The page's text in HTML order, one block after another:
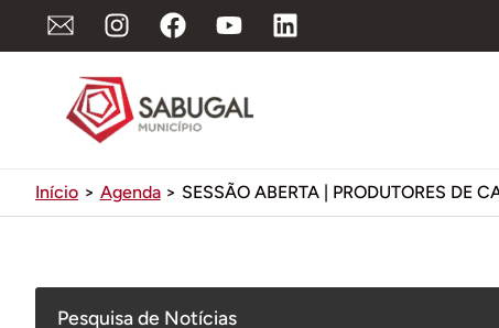
Início Agenda SESSÃO ABERTA | PRODUTORES DE
Pesquisa de Notícias